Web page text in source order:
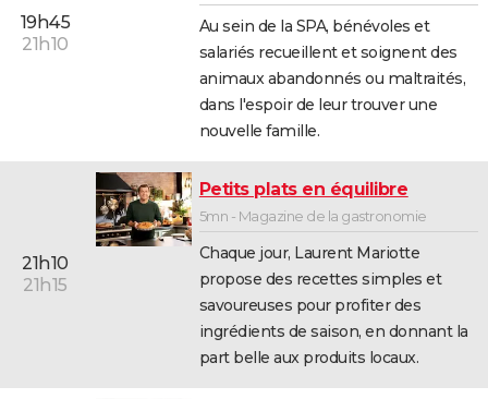
19h45
21h10
Au sein de la SPA, bénévoles et
salariés recueillent et soignent des
animaux abandonnés ou maltraités,
dans l'espoir de leur trouver une
nouvelle famille.
21h10
21h15
Petits plats en équilibre
5mn - Magazine de la gastronomie
Chaque jour, Laurent Mariotte
propose des recettes simples et
savoureuses pour profiter des
ingrédients de saison, en donnant la
part belle aux produits locaux.